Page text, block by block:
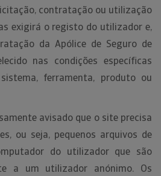
contratação ou utilização
exigirá o registo do utilizador e,
da Apólice de Seguro de
nas condições específicas
ferramenta, produto ou
avisado que o site precisa
ou seja, pequenos arquivos de
do utilizador que são
a um utilizador anónimo. Os